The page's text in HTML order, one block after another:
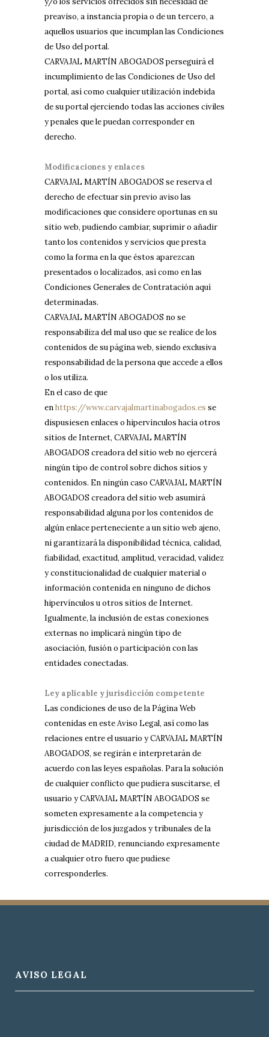
preaviso, a instancia propia o de un tercero, a
aquellos usuarios que incumplan las Condiciones
de Uso del portal.
CARVAJAL MARTÍN ABOGADOS perseguirá el
incumplimiento de las Condiciones de Uso del
portal, así como cualquier utilización indebida
de su portal ejerciendo todas las acciones civiles
y penales que le puedan corresponder en
derecho.
Modificaciones y enlaces
CARVAJAL MARTÍN ABOGADOS se reserva el
derecho de efectuar sin previo aviso las
modificaciones que considere oportunas en su
sitio web, pudiendo cambiar, suprimir o añadir
tanto los contenidos y servicios que presta
como la forma en la que éstos aparezcan
presentados o localizados, así como en las
Condiciones Generales de Contratación aquí
determinadas.
CARVAJAL MARTÍN ABOGADOS no se
responsabiliza del mal uso que se realice de los
contenidos de su página web, siendo exclusiva
responsabilidad de la persona que accede a ellos
o los utiliza.
En el caso de que
enhttps://www.carvajalmartinabogados.es se
dispusiesen enlaces o hipervínculos hacía otros
sitios de Internet, CARVAJAL MARTÍN
ABOGADOS creadora del sitio web no ejercerá
ningún tipo de control sobre dichos sitios y
contenidos. En ningún caso CARVAJAL MARTÍN
ABOGADOS creadora del sitio web asumirá
responsabilidad alguna por los contenidos de
algún enlace perteneciente a un sitio web ajeno,
ni garantizará la disponibilidad técnica, calidad,
fiabilidad, exactitud, amplitud, veracidad, validez
y constitucionalidad de cualquier material o
información contenida en ninguno de dichos
hipervínculos u otros sitios de Internet.
Igualmente, la inclusión de estas conexiones
externas no implicará ningún tipo de
asociación, fusión o participación con las
entidades conectadas.
Ley aplicable y jurisdicción competente
Las condiciones de uso de la Página Web
contenidas en este Aviso Legal, así como las
relaciones entre el usuario y CARVAJAL MARTÍN
ABOGADOS, se regirán e interpretarán de
acuerdo con las leyes españolas. Para la solución
de cualquier conflicto que pudiera suscitarse, el
usuario y CARVAJAL MARTÍN ABOGADOS se
someten expresamente a la competencia y
jurisdicción de los juzgados y tribunales de la
ciudad de MADRID, renunciando expresamente
a cualquier otro fuero que pudiese
corresponderles.
AVISO LEGAL